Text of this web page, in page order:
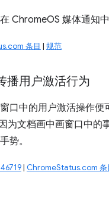
ChromeOS 媒体通知
条目 | 规范
播用户激活行为
口中的用户激活操作
为文档画中画窗口中
势。
| ChromeStatus.com 条